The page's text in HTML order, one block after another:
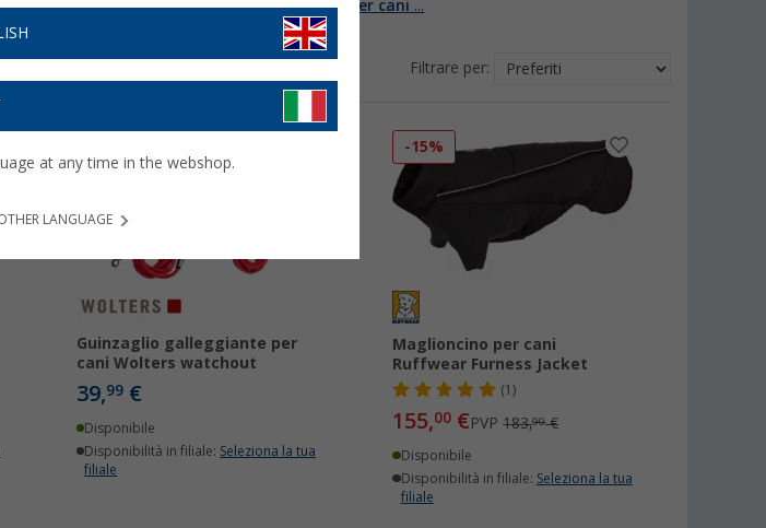
Per saperne di più suVestiti e Impermeabili per cani ...
Filtrare per:
Guinzaglio galleggiante per
cani Wolters watchout
39,99€
Disponibile
Disponibilità in filiale: Seleziona la tua
filiale
-15%
Maglioncino per cani
Ruffwear Furness Jacket
(1)
155,00 €PVP183,90€
Disponibile
Disponibilità in filiale: Seleziona la tua
filiale
at any time in the webshop.
LANGUAGE